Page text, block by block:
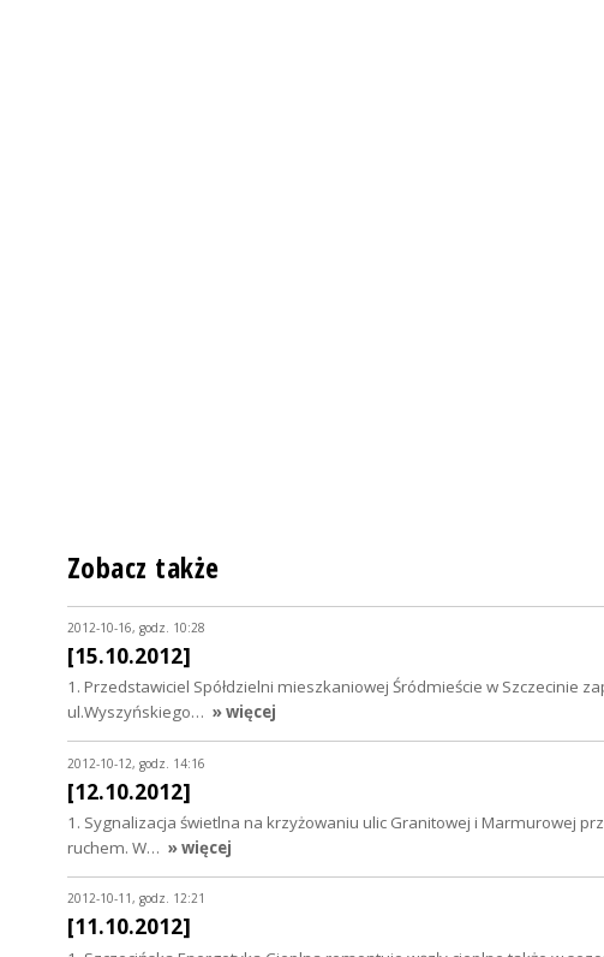
Zobacz także
2012-10-16, godz. 10:28
[15.10.2012]
1. Przedstawiciel Spółdzielni mieszkaniowej Śródmieście w Szczecinie
ul.Wyszyńskiego… » więcej
2012-10-12, godz. 14:16
[12.10.2012]
1. Sygnalizacja świetlna na krzyżowaniu ulic Granitowej i Marmurowej
ruchem. W… » więcej
2012-10-11, godz. 12:21
[11.10.2012]